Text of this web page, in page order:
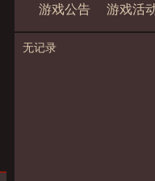
游戏公告 游戏活
无记录